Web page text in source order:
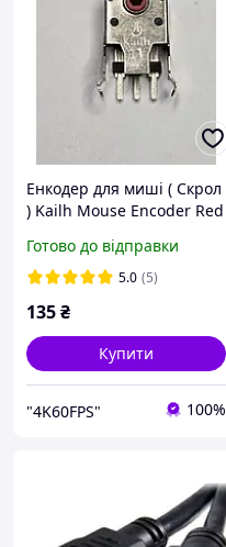
Енкодер для миші ( Скрол
) Kailh Mouse Encoder Red
Готово до відправки
5.0 (5)
135₴
Купити
"4K60FPS" 100%